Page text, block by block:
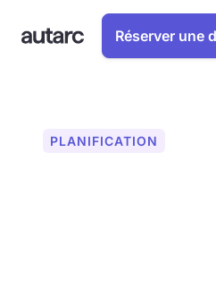
Réserver une
PLANIFICATION